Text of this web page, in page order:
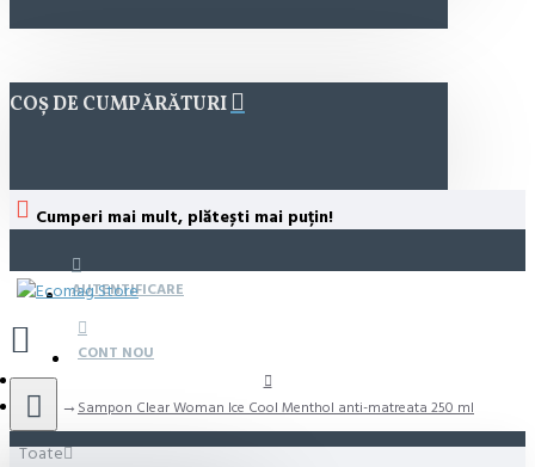
COȘ DE CUMPĂRĂTURI
Cumperi mai mult, plătești mai puțin!
AUTENTIFICARE
CONT NOU
Toate
Sampon Clear Woman Ice Cool Menthol anti-matreata 250 ml